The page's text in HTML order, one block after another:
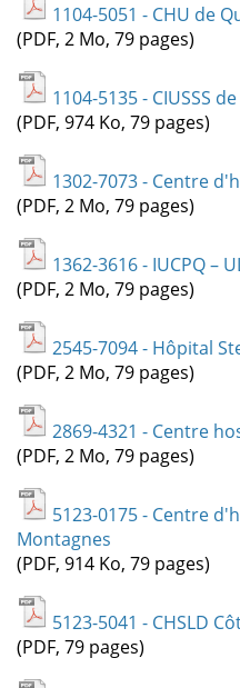
1104-5051 - CHU de
(PDF, 2 Mo, 79 pages)
1104-5135 - CIUSSS
(PDF, 974 Ko, 79 pages)
1302-7073 - Centre
(PDF, 2 Mo, 79 pages)
1362-3616 - IUCPQ –
(PDF, 2 Mo, 79 pages)
2545-7094 - Hôpital
(PDF, 2 Mo, 79 pages)
2869-4321 - Centre
(PDF, 2 Mo, 79 pages)
5123-0175 - Centre
Montagnes
(PDF, 914 Ko, 79 pages)
5123-5041 - CHSLD
(PDF, 79 pages)